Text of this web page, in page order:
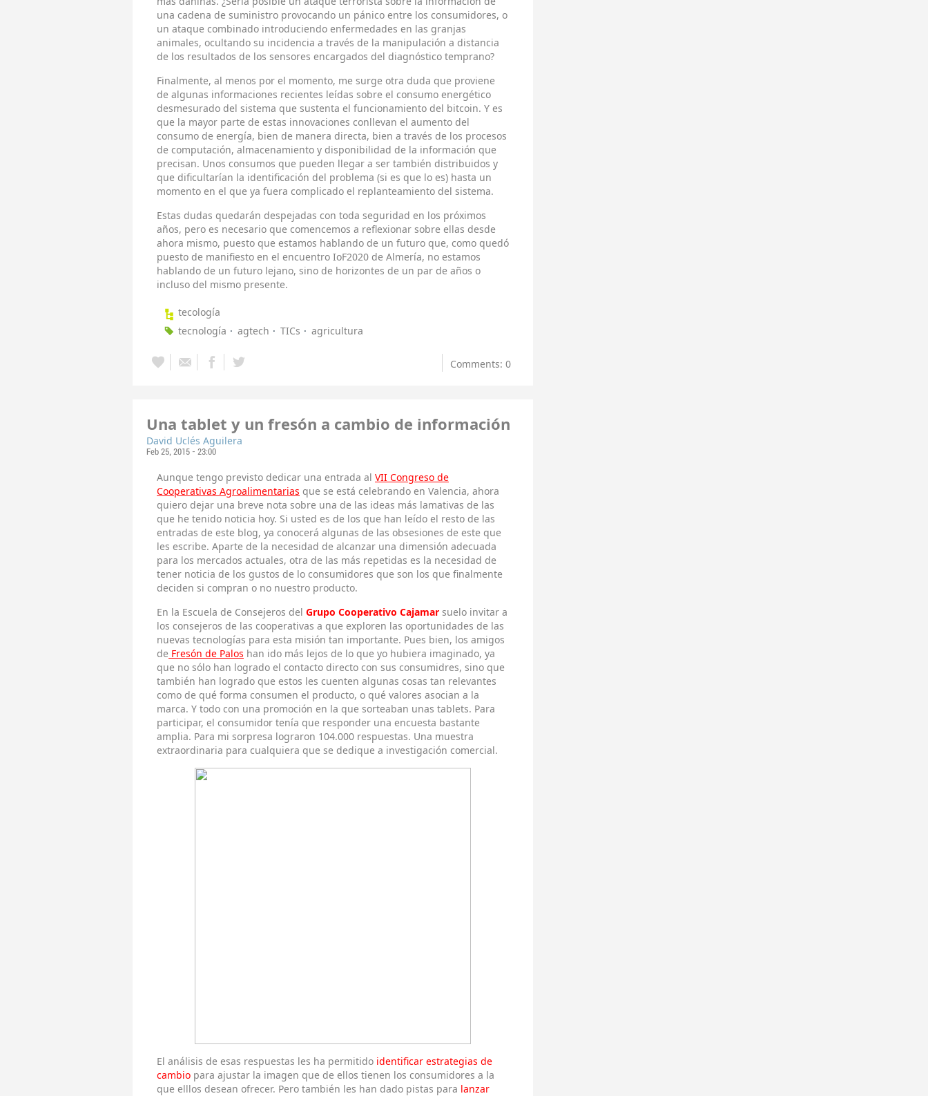
una cadena de suministro provocando un pánico entre los consumidores, o
un ataque combinado introduciendo enfermedades en las granjas
animales, ocultando su incidencia a través de la manipulación a distancia
de los resultados de los sensores encargados del diagnóstico temprano?
Finalmente, al menos por el momento, me surge otra duda que proviene
de algunas informaciones recientes leídas sobre el consumo energético
desmesurado del sistema que sustenta el funcionamiento del bitcoin. Y es
que la mayor parte de estas innovaciones conllevan el aumento del
consumo de energía, bien de manera directa, bien a través de los procesos
de computación, almacenamiento y disponibilidad de la información que
precisan. Unos consumos que pueden llegar a ser también distribuidos y
que dificultarían la identificación del problema (si es que lo es) hasta un
momento en el que ya fuera complicado el replanteamiento del sistema.
Estas dudas quedarán despejadas con toda seguridad en los próximos
años, pero es necesario que comencemos a reflexionar sobre ellas desde
ahora mismo, puesto que estamos hablando de un futuro que, como quedó
puesto de manifiesto en el encuentro IoF2020 de Almería, no estamos
hablando de un futuro lejano, sino de horizontes de un par de años o
incluso del mismo presente.
tecología
tecnología
agtech TICs agricultura
Comments: 0
Una tablet y un fresón a cambio de información
David Uclés Aguilera
Feb 25, 2015 - 23:00
Aunque tengo previsto dedicar una entrada al VII Congreso de
Cooperativas Agroalimentarias que se está celebrando en Valencia, ahora
quiero dejar una breve nota sobre una de las ideas más lamativas de las
que he tenido noticia hoy. Si usted es de los que han leído el resto de las
entradas de este blog, ya conocerá algunas de las obsesiones de este que
les escribe. Aparte de la necesidad de alcanzar una dimensión adecuada
para los mercados actuales, otra de las más repetidas es la necesidad de
tener noticia de los gustos de lo consumidores que son los que finalmente
deciden si compran o no nuestro producto.
En la Escuela de Consejeros del Grupo Cooperativo Cajamar suelo invitar a
los consejeros de las cooperativas a que exploren las oportunidades de las
nuevas tecnologías para esta misión tan importante. Pues bien, los amigos
de Fresón de Palos han ido más lejos de lo que yo hubiera imaginado, ya
que no sólo han logrado el contacto directo con sus consumidres, sino que
también han logrado que estos les cuenten algunas cosas tan relevantes
como de qué forma consumen el producto, o qué valores asocian a la
marca. Y todo con una promoción en la que sorteaban unas tablets. Para
participar, el consumidor tenía que responder una encuesta bastante
amplia. Para mi sorpresa lograron 104.000 respuestas. Una muestra
extraordinaria para cualquiera que se dedique a investigación comercial.
El análisis de esas respuestas les ha permitido identificar estrategias de
cambio para ajustar la imagen que de ellos tienen los consumidores a la
que elllos desean ofrecer. Pero también les han dado pistas para lanzar